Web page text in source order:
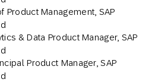
Product Management, SAP
& Data Product Manager, SAP
Product Manager, SAP